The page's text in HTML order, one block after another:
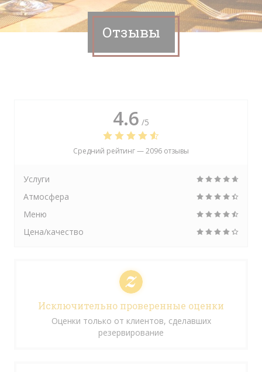
Отзывы
4.6 /5
Средний рейтинг —2096 отзывы
Услуги
Атмосфера
Меню
Цена/качество
Исключительно проверенные оценки
Оценки только от клиентов, сделавших
резервирование